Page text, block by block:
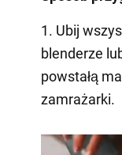
1. Ubij
blenderze
powstałą
zamrażarki.